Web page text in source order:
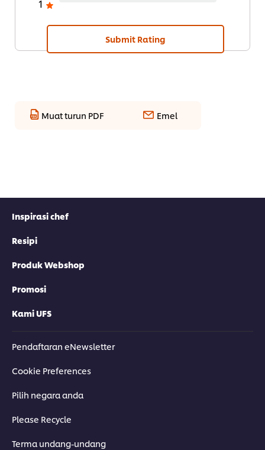
1
Submit Rating
Muat turun PDF Emel
Inspirasi chef
Resipi
Produk Webshop
Promosi
Kami UFS
Pendaftaran eNewsletter
Cookie Preferences
Pilih negara anda
Please Recycle
Terma undang-undang